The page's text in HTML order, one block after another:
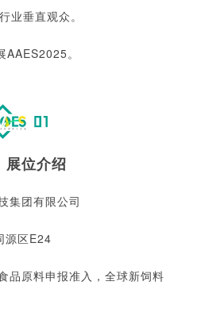
业垂直观众。
AAES2025。
展位介绍
集团有限公司
源区E24
品原料申报准入，全球新饲料